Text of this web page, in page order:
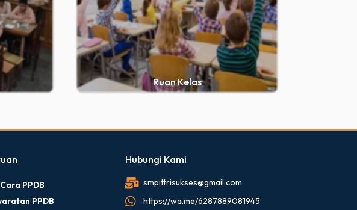
Ruan Kelas
PPDB
PPDB
Hubungi Kami
smpittrisukses@gmail.com
https://wa.me/6287889081945